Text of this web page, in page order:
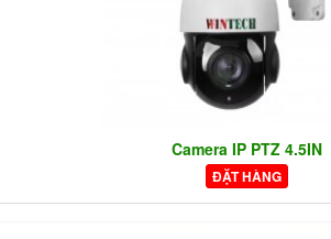
Camera IP PTZ 4.5IN
ĐẶT HÀNG